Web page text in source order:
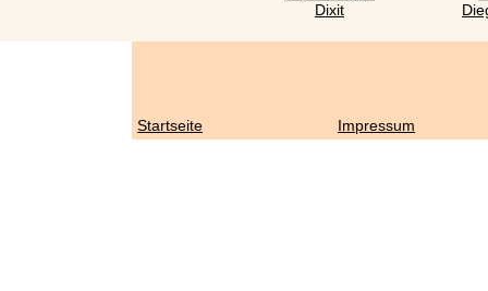
Dixit
Startseite Impressum